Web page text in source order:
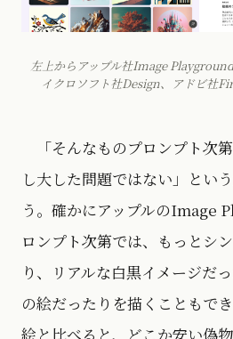
左上からアップル社Image
イクロソフト社Design、アドビ社
「そんなものプロンプト次
し大した問題ではない」とい
う。確かにアップルのImage
ロンプト次第では、もっとシ
り、リアルな白黒イメージだ
の絵だったりを描くこともで
絵と比べると、どこか安い偽